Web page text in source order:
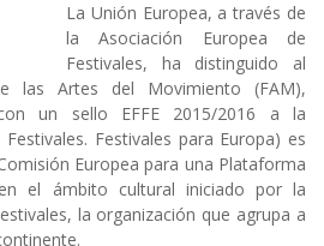
La Unión Europea, a través de
laAsociación Europea de
Festivales, ha distinguido al
las Artes del Movimiento (FAM),
un sello EFFE 2015/2016 a la
Festivales. Festivales para Europa) es
Europea para una Plataforma
el ámbito cultural iniciado por la
la organización que agrupa a